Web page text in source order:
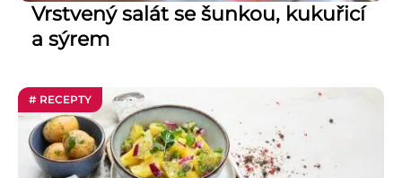
Vrstvený salát se šunkou, kukuřicí
a sýrem
# RECEPTY